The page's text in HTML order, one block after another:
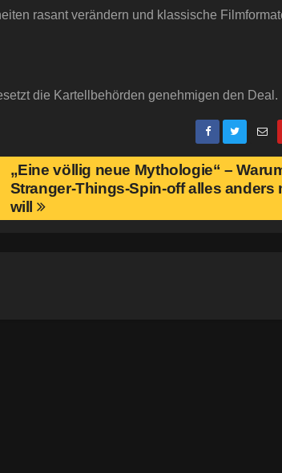
rasant verändern und klassische
die Kartellbehörden genehmigen den Deal.
„Eine völlig neue Mythologie“ –
Stranger-Things-Spin-off alles anders
will